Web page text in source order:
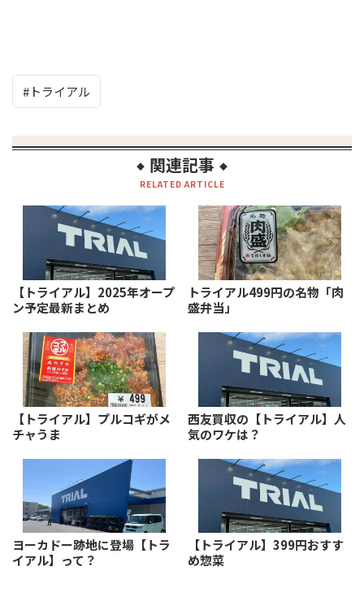
トライアル
◆ 関連記事 ◆
RELATED ARTICLE
【トライアル】2025年オープ
ン予定最新まとめ
トライアル499円の名物「肉
盛弁当」
【トライアル】プルコギがメ
チャうま
西友買収の【トライアル】人
気のワケは？
ヨーカドー跡地に登場【トラ
イアル】って？
【トライアル】399円おすす
め惣菜